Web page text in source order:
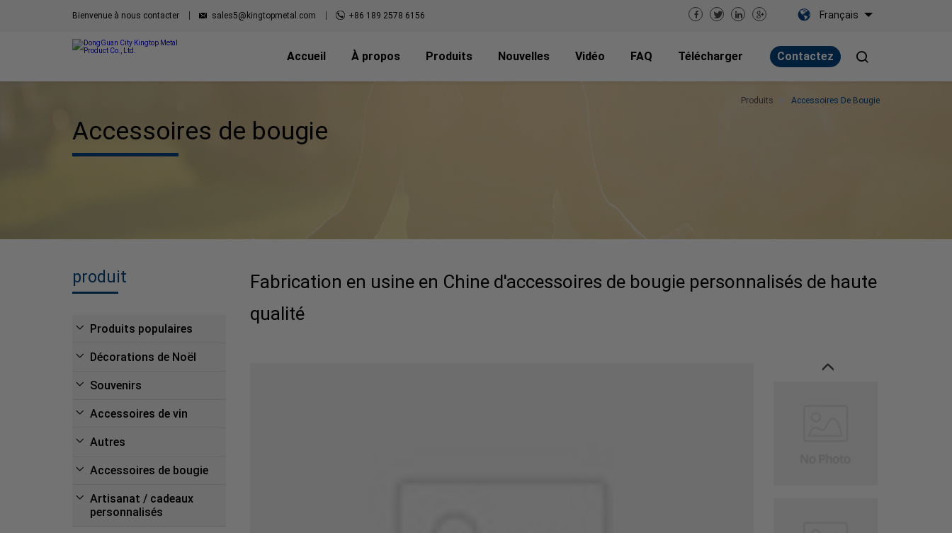
Bienvenue à nous contacter sales5@kingtopmetal.com +86 189 2578 6156 Français
Contactez
Accueil À propos Produits Nouvelles Vidéo FAQ Télécharger
Produits Accessoires De Bougie
Accessoires de bougie
produit
Produits populaires
Décorations de Noël
Souvenirs
Accessoires de vin
Autres
Accessoires de bougie
Artisanat / cadeaux
personnalisés
Fabrication en usine en Chine d'accessoires de bougie personnalisés de haute
qualité